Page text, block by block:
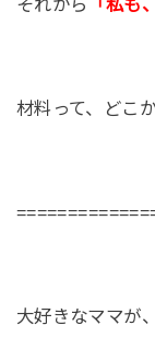
それから 「私も
材料って、どこ
大好きなママが